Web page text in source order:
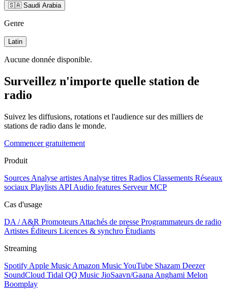
🇸🇦 Saudi Arabia
Genre
Latin
Aucune donnée disponible.
Surveillez n'importe quelle station de
radio
Suivez les diffusions, rotations et l'audience sur des milliers de
stations de radio dans le monde.
Commencer gratuitement
Produit
Sources Analyse artistes Analyse titres Radios Classements Réseaux
sociaux Playlists API Audio features Serveur MCP
Cas d'usage
DA / A&R Promoteurs Attachés de presse Programmateurs de radio
Artistes Éditeurs Licences & synchro Étudiants
Streaming
Spotify Apple Music Amazon MusicYouTube Shazam Deezer
SoundCloud Tidal QQ Music JioSaavn/Gaana Anghami Melon
Boomplay